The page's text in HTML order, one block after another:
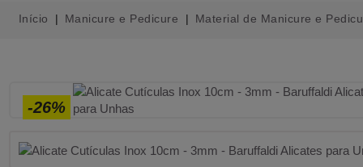
Início Manicure e Pedicure Material de Manicure e
-26%